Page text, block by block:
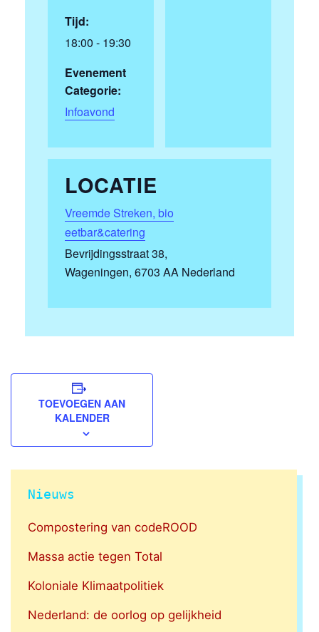
Tijd:
18:00 - 19:30
Evenement
Categorie:
Infoavond
LOCATIE
Vreemde Streken, bio
eetbar&catering
Bevrijdingsstraat 38,
Wageningen, 6703 AA Nederland
TOEVOEGEN AAN
KALENDER
Nieuws
Compostering van codeROOD
Massa actie tegen Total
Koloniale Klimaatpolitiek
Nederland: de oorlog op gelijkheid